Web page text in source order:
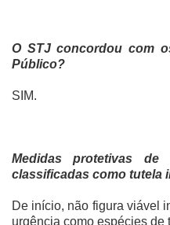
O STJ concordou com
Público?
SIM.
Medidas protetivas
classificadas como tutela
De início, não figura viável
urgência como espécies de